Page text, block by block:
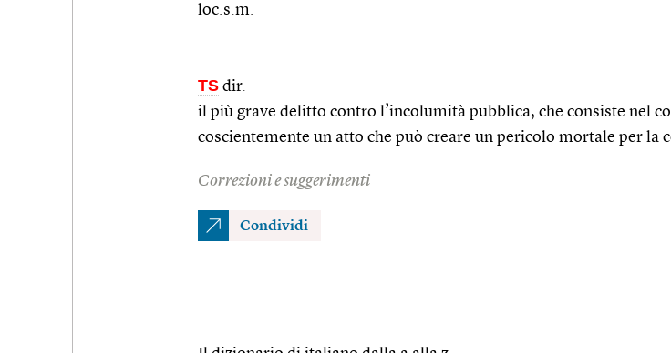
loc.s.m.
TS dir.
il più grave delitto contro l’incolumità pubblica, che consiste nel
coscientemente un atto che può creare un pericolo mortale per la
Correzioni e suggerimenti
Condividi